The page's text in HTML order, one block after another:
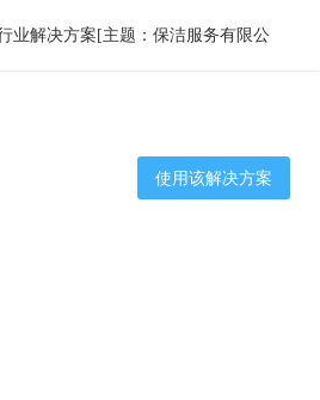
业解决方案[主题：保洁服务有限公
使用该解决方案